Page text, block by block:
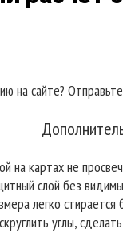
на сайте?
на картах не
слой без
легко стирается
углы,